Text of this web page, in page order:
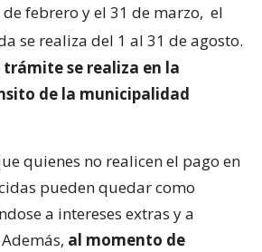
febrero y el 31 de marzo, el
se realiza del 1 al 31 de agosto.
trámite se realiza en la
de la municipalidad
quienes no realicen el pago en
pueden quedar como
a intereses extras y a
al momento de